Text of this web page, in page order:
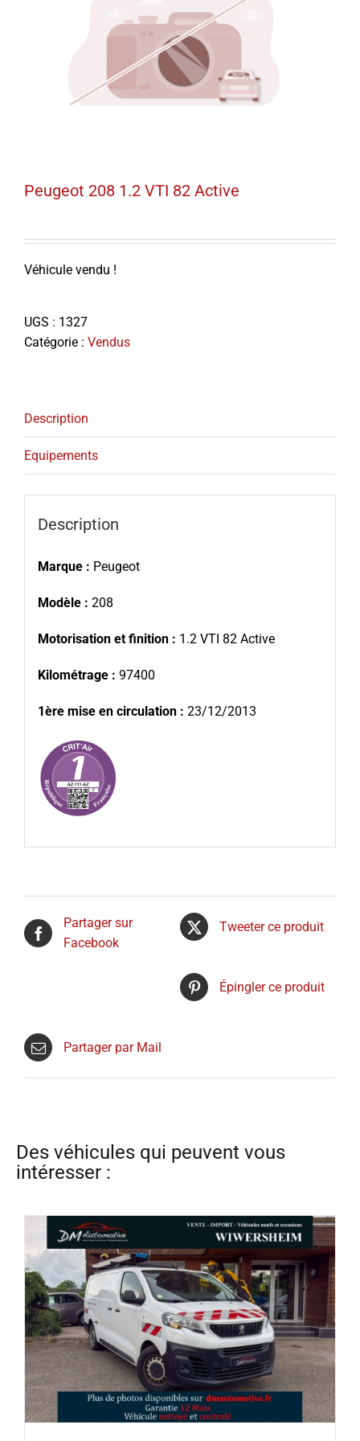
Peugeot 208 1.2 VTI 82 Active
Véhicule vendu !
UGS : 1327
Catégorie : Vendus
Description
Equipements
Description
Marque : Peugeot
Modèle : 208
Motorisation et finition : 1.2 VTI 82 Active
Kilométrage : 97400
1ère mise en circulation : 23/12/2013
Partager sur
Facebook
Tweeter ce produit
Épingler ce produit
Partager par Mail